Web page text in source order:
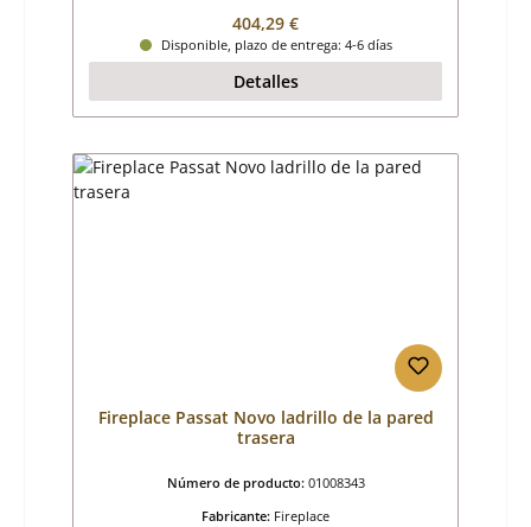
Precio normal:
404,29 €
Disponible, plazo de entrega: 4-6 días
Detalles
Fireplace Passat Novo ladrillo de la pared
trasera
Número de producto: 01008343
Fabricante: Fireplace